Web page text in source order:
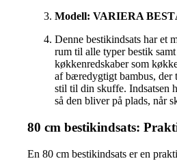
Modell: VARIERA
Denne bestikindsats har et
rum til alle typer bestik
køkkenredskaber som
af bæredygtigt bambus, der
stil til din skuffe. Indsatsen
så den bliver på plads, når
80 cm bestikindsats:
En 80 cm bestikindsats er en